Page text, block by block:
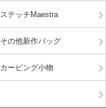
ステッチMaestra
その他新作バッグ
カービング小物